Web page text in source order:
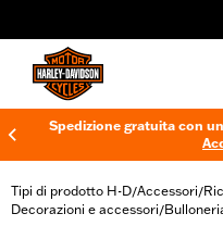
Spedizione gratuita con
Tipi di prodotto H-D/Accessori/
Decorazioni e accessori/